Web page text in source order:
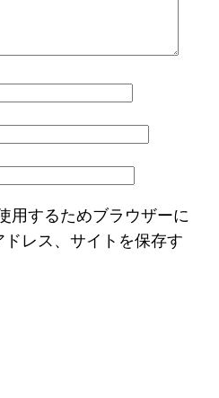
用するためブラウザーに
レス、サイトを保存す